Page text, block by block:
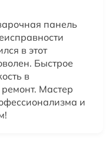
панель
в этот
Быстрое
в
Мастер
и